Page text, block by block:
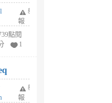
舉
報
點閱
1
舉
報